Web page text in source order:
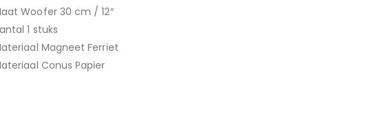
Woofer 30 cm / 12″
1 stuks
Magneet Ferriet
Conus Papier